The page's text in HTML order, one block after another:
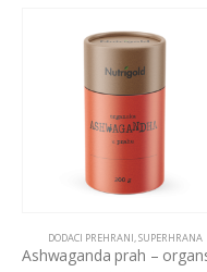
DODACI PREHRANI,SUPERHRANA